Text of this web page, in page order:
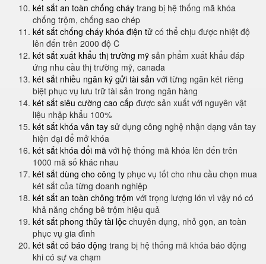
két sắt an toàn chống cháy trang bị hệ thống mã khóa
chống trộm, chống sao chép
két sắt chống cháy khóa điện tử có thể chịu được nhiệt độ
lên đến trên 2000 độ C
két sắt xuất khẩu thị trường mỹ sản phẩm xuất khẩu đáp
ứng nhu cầu thị trường mỹ, canada
két sắt nhiều ngăn ký gửi tài sản với từng ngăn két riêng
biệt phục vụ lưu trữ tài sản trong ngân hàng
két sắt siêu cường cao cấp được sản xuất với nguyên vật
liệu nhập khẩu 100%
két sắt khóa vân tay sử dụng công nghệ nhận dạng vân tay
hiện đại để mở khóa
két sắt khóa đổi mã với hệ thống mã khóa lên đến trên
1000 mã số khác nhau
két sắt dùng cho công ty phục vụ tốt cho nhu cầu chọn mua
két sắt của từng doanh nghiệp
két sắt an toàn chông trộm với trọng lượng lớn vì vậy nó có
khả năng chống bê trộm hiệu quả
két sắt phong thủy tài lộc chuyên dụng, nhỏ gọn, an toàn
phục vụ gia đình
két sắt có báo động trang bị hệ thống mã khóa báo động
khi có sự va chạm